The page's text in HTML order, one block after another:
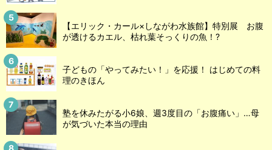
【エリック・カール×しながわ水族館】特別展 お腹
が透けるカエル、枯れ葉そっくりの魚！?
子どもの「やってみたい！」を応援！ はじめての料
理のきほん
塾を休みたがる小6娘、週3度目の「お腹痛い」…母
が気づいた本当の理由